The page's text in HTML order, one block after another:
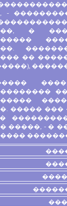
-
�
��
�����
�����, - �
���